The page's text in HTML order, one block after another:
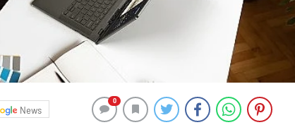
News
0